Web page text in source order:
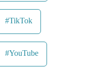
#TikTok
#YouTube